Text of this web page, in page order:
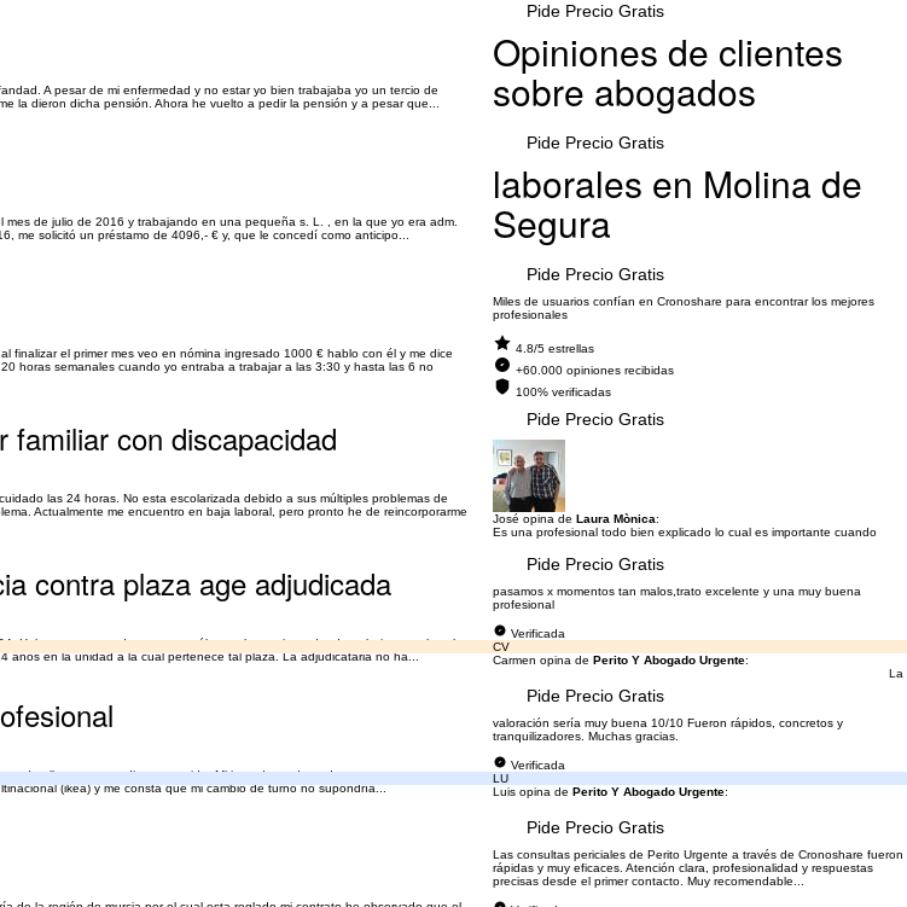
A pesar de mi enfermedad y no estar yo bien trabajaba yo un tercio de
la dieron dicha pensión. Ahora he vuelto a pedir la pensión y a pesar que...
Pide Precio Gratis
de julio de 2016 y trabajando en una pequeña s. L. , en la que yo era adm.
me solicitó un préstamo de 4096,- € y, que le concedí como anticipo...
Pide Precio Gratis
el primer mes veo en nómina ingresado 1000 € hablo con él y me dice
horas semanales cuando yo entraba a trabajar a las 3:30 y hasta las 6 no
Pide Precio Gratis
familiar con discapacidad
las 24 horas. No esta escolarizada debido a sus múltiples problemas de
Actualmente me encuentro en baja laboral, pero pronto he de reincorporarme
Pide Precio Gratis
contra plaza age adjudicada
Hubo un proceso de concurso sólo en el organismo donde trabajo, por el cual yo
años en la unidad a la cual pertenece tal plaza. La adjudicataria no ha...
Pide Precio Gratis
de ellos con custodia compartida. Mi jornada es de tarde y con ese turno me es
(ikea) y me consta que mi cambio de turno no supondría...
Pide Precio Gratis
Pide Precio Gratis
Opiniones de clientes
sobre abogados
laborales en Molina de
Segura
Miles de usuarios confían en Cronoshare para encontrar los mejores
profesionales
4.8/5 estrellas
+60.000 opiniones recibidas
100% verificadas
José opina de Laura Mònica:
Es una profesional todo bien explicado lo cual es importante cuando
pasamos x momentos tan malos,trato excelente y una muy buena
profesional
Verificada
CV
Carmen opina de Perito Y Abogado Urgente:
La
valoración sería muy buena 10/10 Fueron rápidos, concretos y
tranquilizadores. Muchas gracias.
Verificada
LU
Luis opina de Perito Y Abogado Urgente:
Las consultas periciales de Perito Urgente a través de Cronoshare fueron
rápidas y muy eficaces. Atención clara, profesionalidad y respuestas
precisas desde el primer contacto. Muy recomendable...